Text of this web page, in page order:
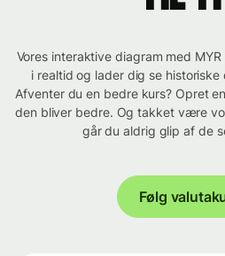
Vores interaktive diagram med
i realtid og lader dig se
Afventer du en bedre kurs? Opret
den bliver bedre. Og takket være
går du aldrig glip af de
Følg